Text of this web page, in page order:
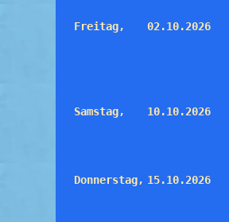
Freitag, 02.10.2026
Samstag, 10.10.2026
Donnerstag, 15.10.2026